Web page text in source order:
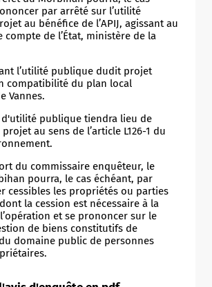
par arrêté sur l’utilité
au bénéfice de l’APIJ, agissant au
compte de l’État, ministère de la
l’utilité publique dudit projet
compatibilité du plan local
Vannes.
d'utilité publique tiendra lieu de
au sens de l’article L126-1 du
du commissaire enquêteur, le
pourra, le cas échéant, par
cessibles les propriétés ou parties
la cession est nécessaire à la
et se prononcer sur le
de biens constitutifs de
domaine public de personnes